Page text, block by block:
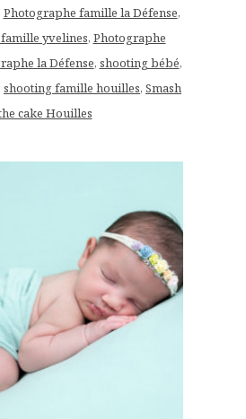
Photographe famille la Défense,
yvelines, Photographe
la Défense, shooting bébé,
shooting famille houilles, Smash
cake Houilles